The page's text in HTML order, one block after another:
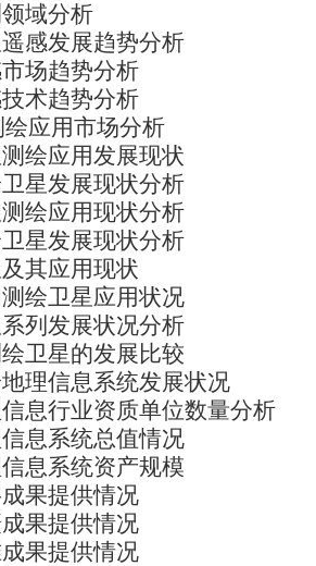
领域分析
感发展趋势分析
市场趋势分析
技术趋势分析
应用市场分析
绘应用发展现状
卫星发展现状分析
测绘应用现状分析
星发展现状分析
及其应用现状
测绘卫星应用状况
系列发展状况分析
绘卫星的发展比较
理信息系统发展状况
信息行业资质单位数量分析
信息系统总值情况
信息系统资产规模
成果提供情况
成果提供情况
成果提供情况